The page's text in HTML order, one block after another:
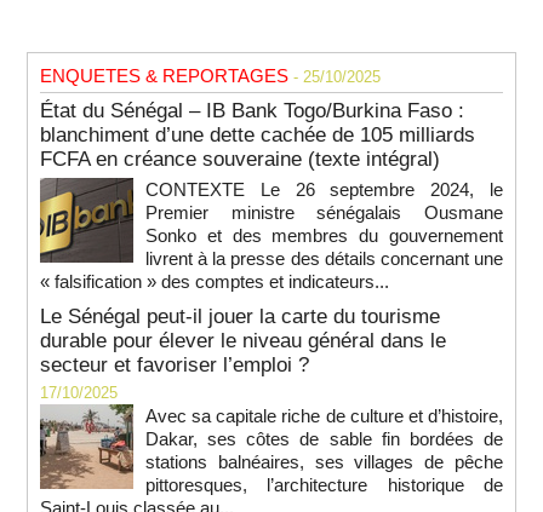
ENQUETES & REPORTAGES - 25/10/2025
État du Sénégal – IB Bank Togo/Burkina Faso :
blanchiment d’une dette cachée de 105 milliards
FCFA en créance souveraine (texte intégral)
CONTEXTE Le 26 septembre 2024, le
Premier ministre sénégalais Ousmane
Sonko et des membres du gouvernement
livrent à la presse des détails concernant une
« falsification » des comptes et indicateurs...
Le Sénégal peut-il jouer la carte du tourisme
durable pour élever le niveau général dans le
secteur et favoriser l’emploi ?
17/10/2025
Avec sa capitale riche de culture et d’histoire,
Dakar, ses côtes de sable fin bordées de
stations balnéaires, ses villages de pêche
pittoresques, l’architecture historique de
Saint-Louis classée au...